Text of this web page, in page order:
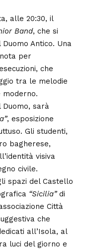
alle 20:30, il
Band, che si
Antico. Una
per
che
tra le melodie
sarà
, esposizione
Gli studenti,
bagherese,
visiva
civile.
spazi del Castello
“Sicilia”di
Città
che
all’Isola, al
luci del giorno e